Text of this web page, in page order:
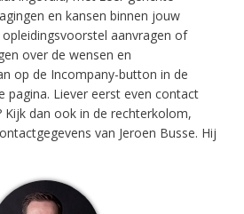
en kansen binnen jouw
aanvragen of
over de wensen en
op de Incompany-button in de
pagina. Liever eerst even contact
dan ook in de rechterkolom,
van Jeroen Busse. Hij